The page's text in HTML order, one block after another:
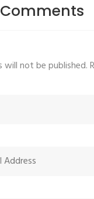
will not be published.